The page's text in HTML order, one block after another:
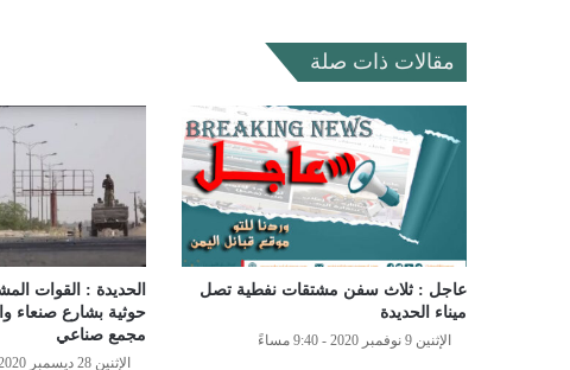
مقالات ذات صلة
عاجل : ثلاث سفن مشتقات نفطية تصل
ميناء الحديدة
الإثنين 9 نوفمبر 2020 - 9:40 مساءً
الحديدة : القوات
حوثية بشارع صنعاء
مجمع صناعي
الإثنين 28 ديسمبر 2020 - 11:14 مساءً